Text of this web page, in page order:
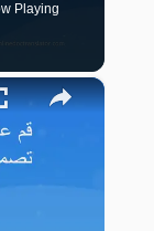
Playing
×